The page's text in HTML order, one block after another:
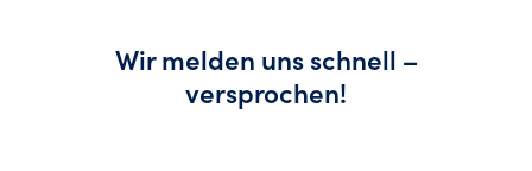
Wir melden uns schnell –
versprochen!